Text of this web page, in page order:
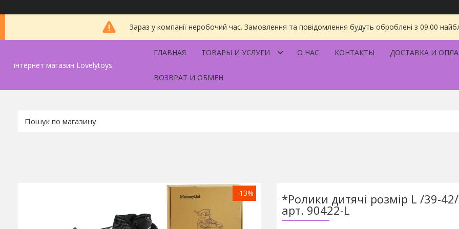
Зараз у компанії неробочий час. Замовлення та повідомлення будуть оброблені з 09:00
інтернет магазин Lovelytoys
ГЛАВНАЯ ТОВАРЫ И УСЛУГИ О НАС КОНТАКТЫ ДОСТАВКА И
ВОЗВРАТ И ОБМЕН
–13% *Ролики дитячі розмір L /39-
арт. 90422-L